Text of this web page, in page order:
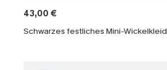
43,00 €
Schwarzes festliches Mini-Wickelkleid